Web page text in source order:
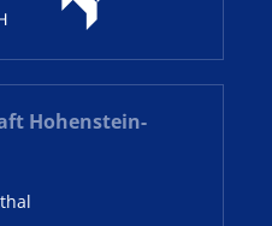
Hohenstein-